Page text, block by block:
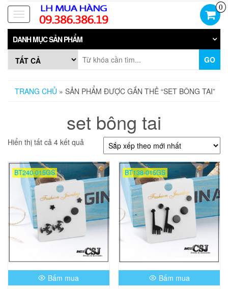
Skip
the
content
Toggle
navigation
0
DANH MỤC SẢN PHẨM
GO
TRANG CHỦ » SẢN PHẨM ĐƯỢC GẮN THẺ “SET BÔNG TAI”
set bông tai
Hiển thị tất cả 4 kết quả
xếp
theo
mới
nhất
BT240-015GS
Bấm mua
BT138-015GS
Bấm mua